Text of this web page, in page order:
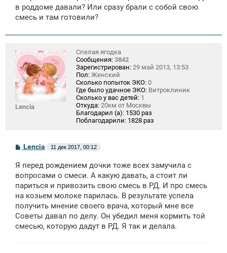
н
и
в роддоме давали? Или сразу брали с собой свою
смесь и там готовили?
Lencia
Спелая ягодка
Сообщения: 3842
Зарегистрирован: 29 май 2013, 13:53
Пол: Женский
Сколько попыток ЭКО: 0
Где было удачное ЭКО: Витроклиник
Сколько у вас детей: 1
Откуда: 20км от Москвы
Благодарил (а): 1530 раз
Поблагодарили: 1828 раз
С
б
щ
н
и
Lencia 11 дек 2017, 00:12
Я перед рождением дочки тоже всех замучила с
вопросами о смеси. А какую давать, а стоит ли
париться и привозить свою смесь в РД. И про смесь
на козьем молоке парилась. В результате успела
получить мнение своего врача, который мне все
Советы давал по делу. Он убедил меня кормить той
смесью, которую дадут в РД. Я так и делала.